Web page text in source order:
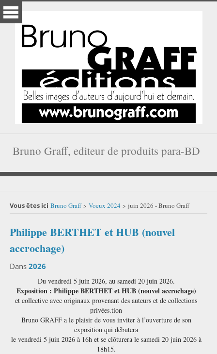
Bruno Graff, editeur de produits para-BD
Vous êtes ici Bruno Graff > Voeux 2024 > juin 2026 - Bruno Graff
Philippe BERTHET et HUB (nouvel
accrochage)
Dans 2026
Du vendredi 5 juin 2026, au samedi 20 juin 2026.
Exposition : Philippe BERTHET et HUB (nouvel accrochage)
et collective avec originaux provenant des auteurs et de collections
privées.tion
Bruno GRAFF a le plaisir de vous inviter à l’ouverture de son
exposition qui débutera
le vendredi 5 juin 2026 à 16h et se clôturera le samedi 20 juin 2026 à
18h15.